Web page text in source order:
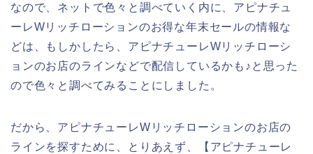
なので、ネットで色々と調べていく内に、アピナチュ
ーレWリッチローションのお得な年末セールの情報な
どは、もしかしたら、アピナチューレWリッチローシ
ョンのお店のラインなどで配信しているかも♪と思った
ので色々と調べてみることにしました。
だから、アピナチューレWリッチローションのお店の
ラインを探すために、とりあえず、【アピナチューレ